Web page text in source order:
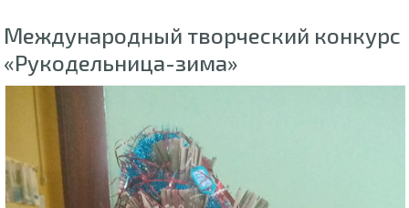
Международный творческий конкурс
«Рукодельница-зима»